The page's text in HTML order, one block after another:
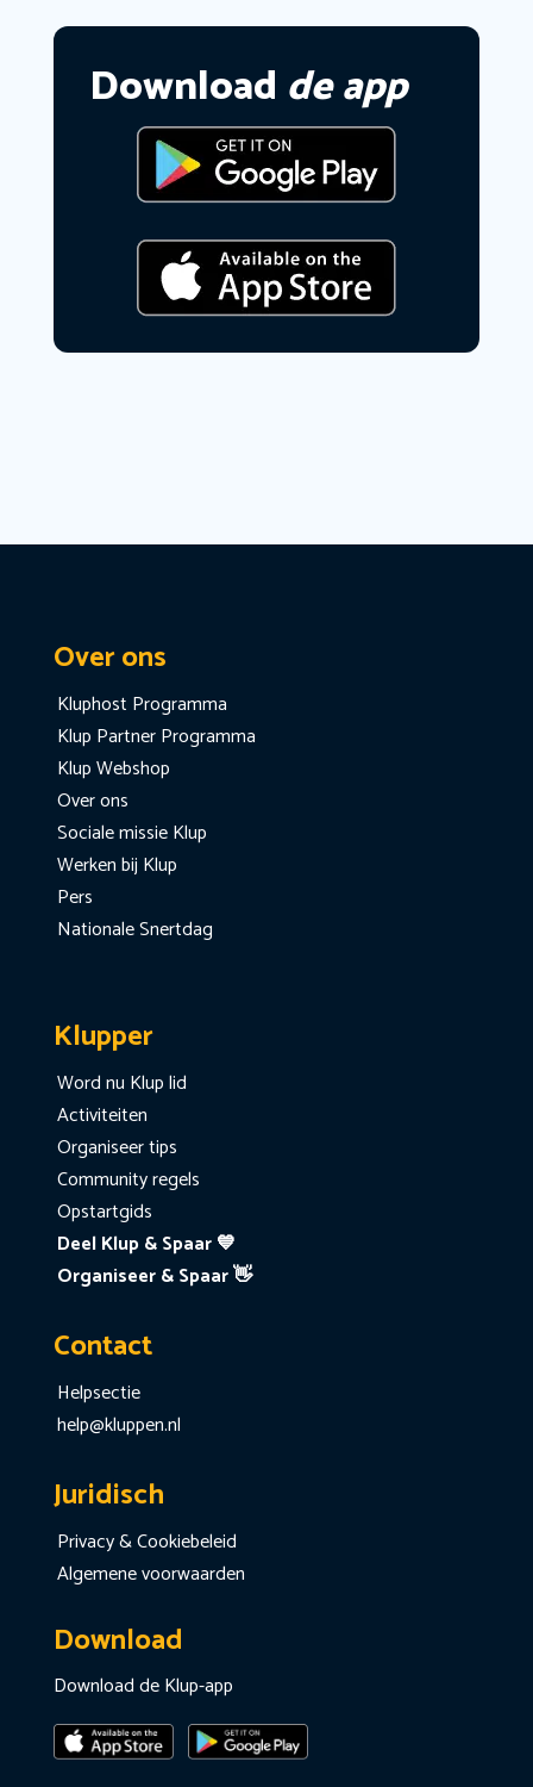
Download de app
Over ons
Kluphost Programma
Klup Partner Programma
Klup Webshop
Over ons
Sociale missie Klup
Werken bij Klup
Pers
Nationale Snertdag
Klupper
Word nu Klup lid
Activiteiten
Organiseer tips
Community regels
Opstartgids
Deel Klup & Spaar 💙
Organiseer & Spaar 👋
Contact
Helpsectie
help@kluppen.nl
Juridisch
Privacy & Cookiebeleid
Algemene voorwaarden
Download
Download de Klup-app